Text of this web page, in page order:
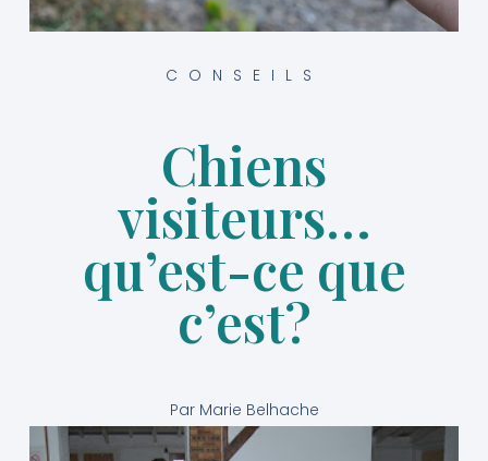
CONSEILS
Chiens
visiteurs…
qu’est-ce que
c’est?
ParMarie Belhache